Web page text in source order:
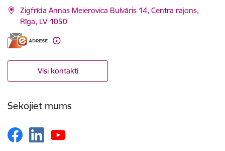
Zigfrīda Annas Meierovica Bulvāris 14, Centra rajons,
Rīga, LV-1050
Visi kontakti
Sekojiet mums